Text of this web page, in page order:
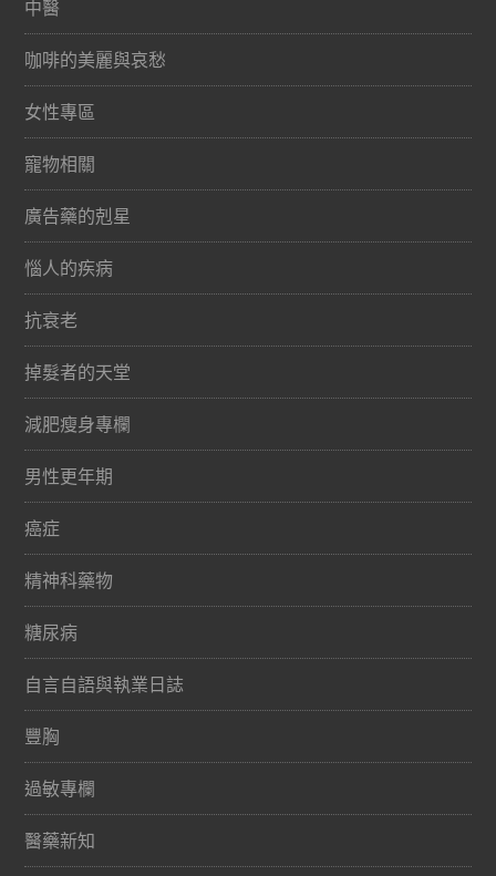
中醫
咖啡的美麗與哀愁
女性專區
寵物相關
廣告藥的剋星
惱人的疾病
抗衰老
掉髮者的天堂
減肥瘦身專欄
男性更年期
癌症
精神科藥物
糖尿病
自言自語與執業日誌
豐胸
過敏專欄
醫藥新知